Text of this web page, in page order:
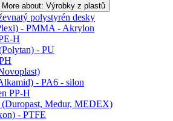
More about: Výrobky z plastů
polystyrén desky
- PMMA - Akrylon
H
- PU
- PA6 - silon
PP-H
Medur, MEDEX)
- PTFE